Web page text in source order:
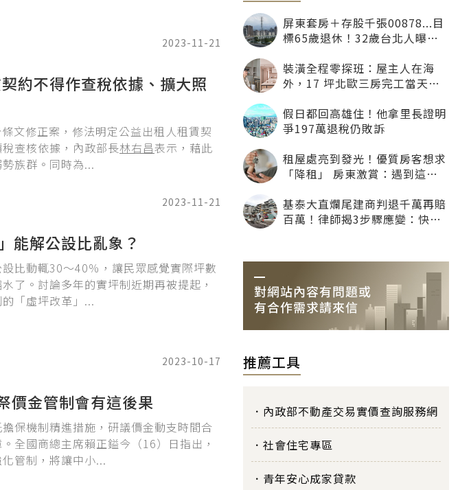
2023-11-21
契約不得作查稅依據、擴大照
文修正案，修法明定公益出租人租賃契
查核依據，內政部長林右昌表示，藉此
族群。同時為...
2023-11-21
能解公設比亂象？
比動輒30～40％，讓民眾感覺實際坪數
了。討論多年的實坪制近期再被提起，
「虛坪改革」...
2023-10-17
價金管制會有這後果
保機制精進措施，研議價金動支時間合
全國商總主席賴正鎰今（16）日指出，
管制，將讓中小...
屏東套房＋存股千張00878...目
標65歲退休！32歲台北人曝：
裝潢全程零探班：屋主人在海
外，17 坪北歐三房完工當天才
假日都回高雄住！他拿里長證明
爭197萬退稅仍敗訴
租屋處亮到發光！優質房客想求
「降租」 房東激賞：遇到這種
基泰大直爛尾建商判退千萬再賠
百萬！律師揭3步驟應變：快通
推薦工具
內政部不動產交易實價查詢服務網
社會住宅專區
青年安心成家貸款